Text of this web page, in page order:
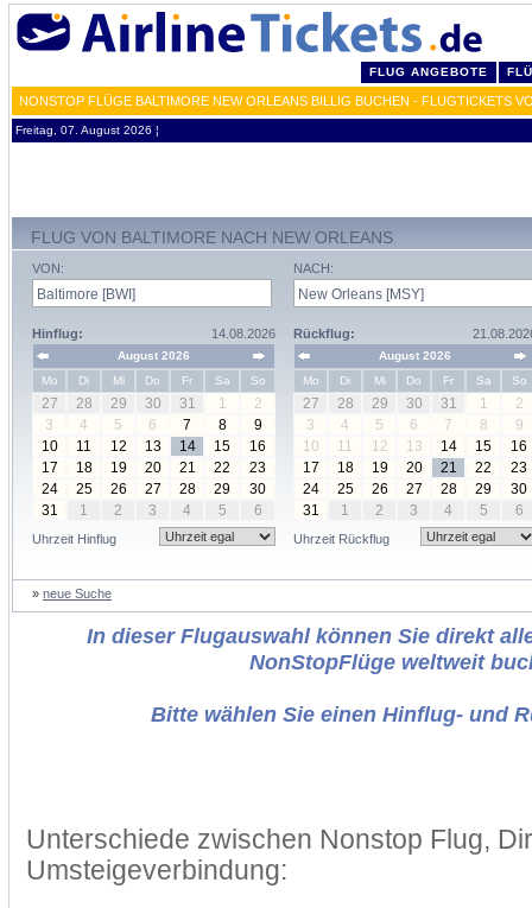
FLUG ANGEBOTE
NONSTOP FLÜGE BALTIMORE NEW ORLEANS BILLIG BUCHEN - FLUGTICKETS
Freitag, 07. August 2026 ¦
FLUG VON BALTIMORE NACH NEW ORLEANS
VON:
Hinflug: 14.08.2026
August 2026
Mo
Di Mi Do Fr Sa So
27 28 29 30 31 1
2
3
4 5 6 7 8
9
10
11 12 13 14 15
16
17
18 19 20 21 22
23
24
25 26 27 28 29
30
31
1 2 3 4 5 6
Uhrzeit Hinflug
NACH:
Rückflug:
August 2026
Mo
Di Mi Do Fr Sa So
27 28 29 30 31 1
2
3
4 5 6 7 8
9
10
11 12 13 14 15
16
17
18 19 20 21 22
23
24
25 26 27 28 29
30
31
1 2 3 4 5 6
Uhrzeit Rückflug
» neue Suche
In dieser Flugauswahl können Sie direkt
NonStopFlüge weltweit
Bitte wählen Sie einen Hinflug- und
Unterschiede zwischen Nonstop Flug,
Umsteigeverbindung: